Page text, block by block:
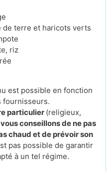
de terre et haricots verts
riz
est possible en fonction
fournisseurs.
particulier (religieux,
conseillons de ne pas
chaud et de prévoir son
pas possible de garantir
à un tel régime.